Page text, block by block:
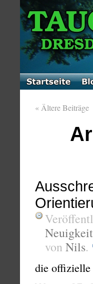
« Ältere Beiträge
von Nils.
die offizielle